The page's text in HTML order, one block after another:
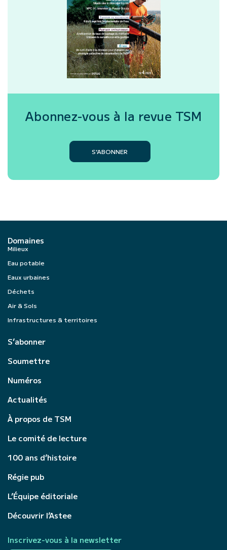
Abonnez-vous à la revue TSM
S’ABONNER
Domaines
Milieux
Eau potable
Eaux urbaines
Déchets
Air & Sols
Infrastructures & territoires
S’abonner
Soumettre
Numéros
Actualités
À propos de TSM
Le comité de lecture
100 ans d’histoire
Régie pub
L’Équipe éditoriale
Découvrir l’Astee
Inscrivez-vous à la newsletter